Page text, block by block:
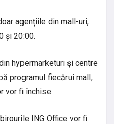
agențiile din mall-uri,
și 20:00.
hypermarketuri și centre
programul fiecărui mall,
vor fi închise.
ING Office vor fi